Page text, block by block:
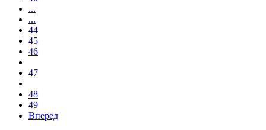
...
...
44
45
46
47
48
49
Вперед